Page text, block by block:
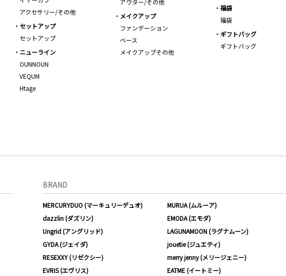
アウター/その他
アクセサリー/その他
福袋
福袋
メイクアップ
ファンデーション
ベース
メイクアップその他
セットアップ
セットアップ
ギフトバッグ
ギフトバッグ
ニューライン
OUNNOUN
VEQUM
Htage
BRAND
MERCURYDUO (マーキュリーデュオ)
MURUA (ムルーア)
dazzlin (ダズリン)
EMODA (エモダ)
Ungrid (アングリッド)
LAGUNAMOON (ラグナムーン)
GYDA (ジェイダ)
jouetie (ジュエティ)
RESEXXY (リゼクシー)
merry jenny (メリージェニー)
EVRIS (エヴリス)
EATME (イートミー)